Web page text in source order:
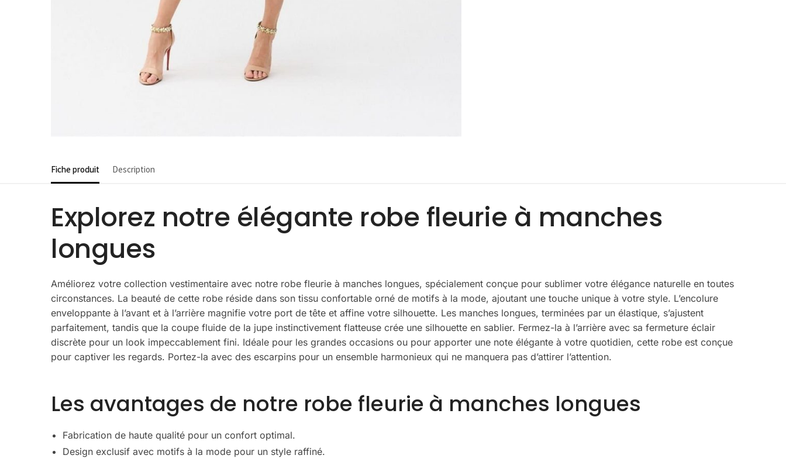
Fiche produit Description
Explorez notre élégante robe fleurie à manches
longues
Améliorez votre collection vestimentaire avec notre robe fleurie à manches longues, spécialement conçue pour sublimer votre élégance naturelle en toutes
circonstances. La beauté de cette robe réside dans son tissu confortable orné de motifs à la mode, ajoutant une touche unique à votre style. L’encolure
enveloppante à l’avant et à l’arrière magnifie votre port de tête et affine votre silhouette. Les manches longues, terminées par un élastique, s’ajustent
parfaitement, tandis que la coupe fluide de la jupe instinctivement flatteuse crée une silhouette en sablier. Fermez-la à l’arrière avec sa fermeture éclair
discrète pour un look impeccablement fini. Idéale pour les grandes occasions ou pour apporter une note élégante à votre quotidien, cette robe est conçue
pour captiver les regards. Portez-la avec des escarpins pour un ensemble harmonieux qui ne manquera pas d’attirer l’attention.
Les avantages de notre robe fleurie à manches longues
Fabrication de haute qualité pour un confort optimal.
Design exclusif avec motifs à la mode pour un style raffiné.